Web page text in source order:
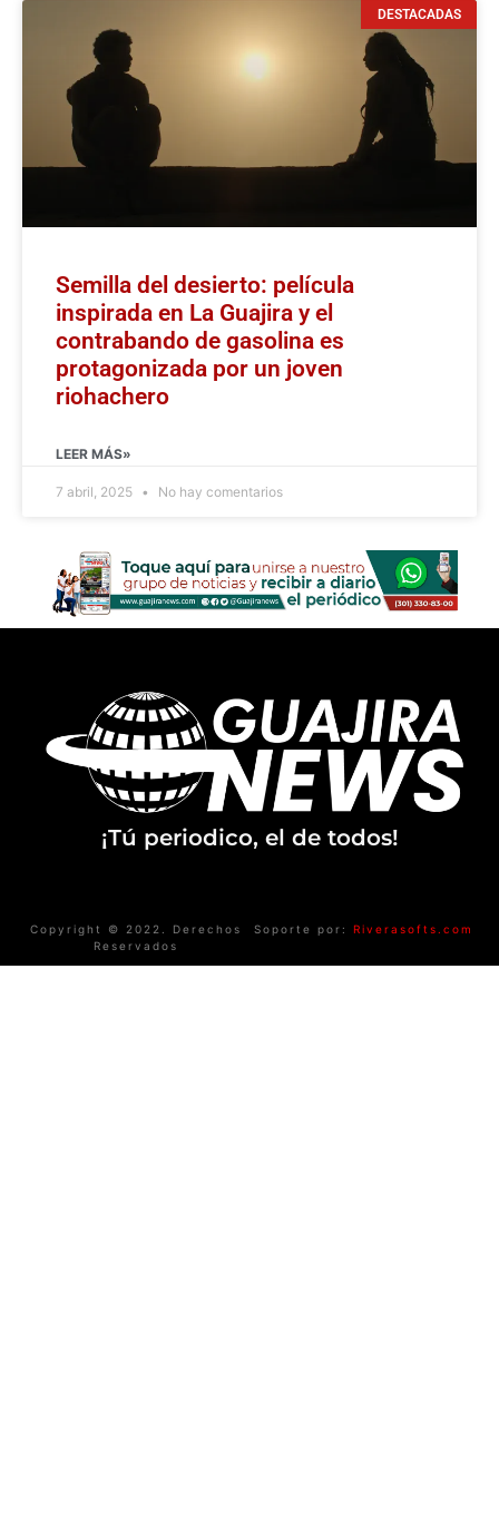
DESTACADAS
Semilla del desierto: película
inspirada en La Guajira y el
contrabando de gasolina es
protagonizada por un joven
riohachero
LEER MÁS»
7 abril, 2025 No hay comentarios
¡Tú periodico, el de todos!
Copyright © 2022. Derechos
Reservados
Soporte por: Riverasofts.com